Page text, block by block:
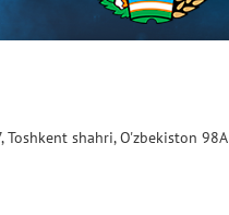
Toshkent shahri, O'zbekiston 98A